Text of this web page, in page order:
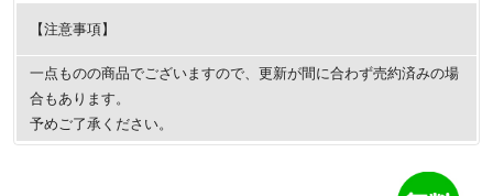
【注意事項】
一点ものの商品でございますので、更新が間に合わず売約済みの場
合もあります。
予めご了承ください。